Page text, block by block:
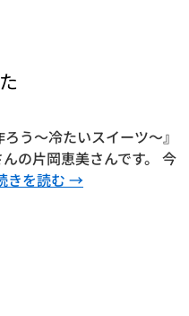
う～冷たいスイーツ～』
の片岡恵美さんです。 今
きを読む →